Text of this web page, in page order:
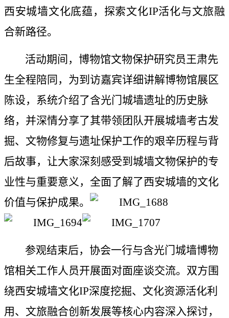
西安城墙文化底蕴，探索文化IP活化与文旅融
合新路径。
活动期间，博物馆文物保护研究员王肃先
生全程陪同，为到访嘉宾详细讲解博物馆展区
陈设，系统介绍了含光门城墙遗址的历史脉
络，并深情分享了其带领团队开展城墙考古发
掘、文物修复与遗址保护工作的艰辛历程与背
后故事，让大家深刻感受到城墙文物保护的专
业性与重要意义，全面了解了西安城墙的文化
价值与保护成果。
参观结束后，协会一行与含光门城墙博物
馆相关工作人员开展面对面座谈交流。双方围
绕西安城墙文化IP深度挖掘、文化资源活化利
用、文旅融合创新发展等核心内容深入探讨，